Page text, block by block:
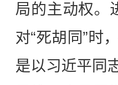
局的主动权。
对“死胡同”时
是以习近平同